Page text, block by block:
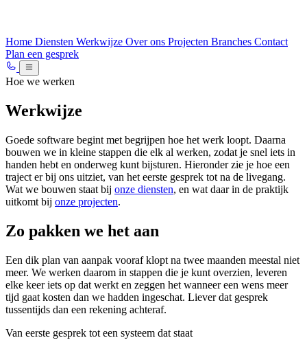
Home Diensten Werkwijze Over ons Projecten Branches Contact
Plan een gesprek
Hoe we werken
Werkwijze
Goede software begint met begrijpen hoe het werk loopt. Daarna
bouwen we in kleine stappen die elk al werken, zodat je snel iets in
handen hebt en onderweg kunt bijsturen. Hieronder zie je hoe een
traject er bij ons uitziet, van het eerste gesprek tot na de livegang.
Wat we bouwen staat bij onze diensten, en wat daar in de praktijk
uitkomt bij onze projecten.
Zo pakken we het aan
Een dik plan van aanpak vooraf klopt na twee maanden meestal niet
meer. We werken daarom in stappen die je kunt overzien, leveren
elke keer iets op dat werkt en zeggen het wanneer een wens meer
tijd gaat kosten dan we hadden ingeschat. Liever dat gesprek
tussentijds dan een rekening achteraf.
Van eerste gesprek tot een systeem dat staat